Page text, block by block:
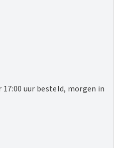
uur besteld, morgen in